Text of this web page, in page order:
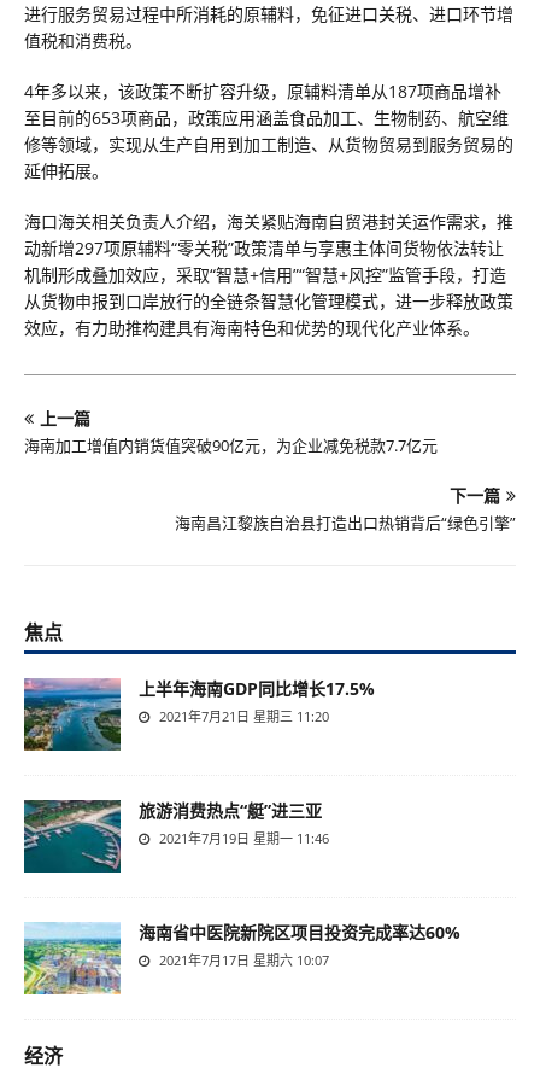
进行服务贸易过程中所消耗的原辅料，免征进口关税、进口环节增
值税和消费税。
4年多以来，该政策不断扩容升级，原辅料清单从187项商品增补
至目前的653项商品，政策应用涵盖食品加工、生物制药、航空维
修等领域，实现从生产自用到加工制造、从货物贸易到服务贸易的
延伸拓展。
海口海关相关负责人介绍，海关紧贴海南自贸港封关运作需求，推
动新增297项原辅料“零关税”政策清单与享惠主体间货物依法转让
机制形成叠加效应，采取“智慧+信用”“智慧+风控”监管手段，打造
从货物申报到口岸放行的全链条智慧化管理模式，进一步释放政策
效应，有力助推构建具有海南特色和优势的现代化产业体系。
上一篇
海南加工增值内销货值突破90亿元，为企业减免税款7.7亿元
下一篇
‌海南昌江黎族自治县打造出口热销背后“绿色引擎”
焦点
上半年海南GDP同比增长17.5%
2021年7月21日 星期三 11:20
旅游消费热点“艇”进三亚
2021年7月19日 星期一 11:46
海南省中医院新院区项目投资完成率达60%
2021年7月17日 星期六 10:07
经济